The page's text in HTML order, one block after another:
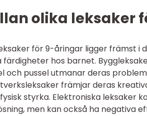
olika leksaker
för 9-åringar ligger främst i
hos barnet.
och pussel utmanar deras
främjar deras
styrka. Elektroniska leksaker
men kan också ha negativa